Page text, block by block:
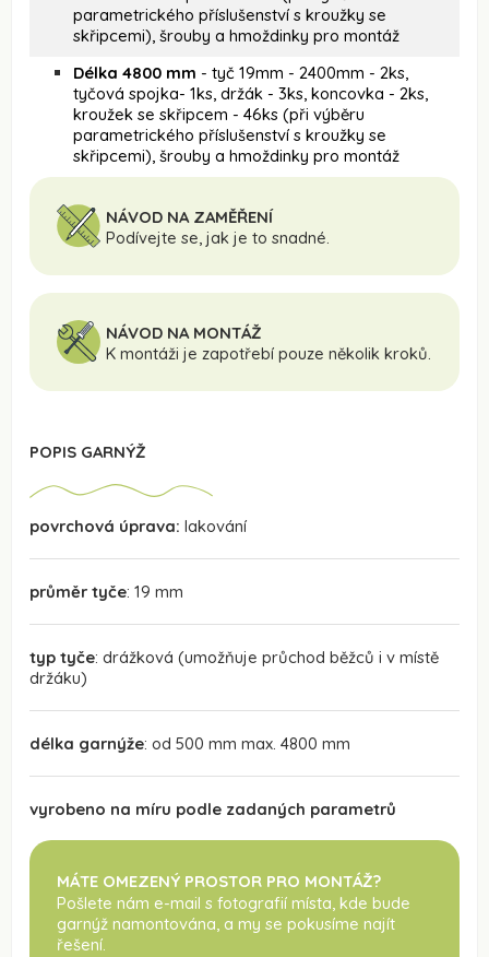
parametrického příslušenství s kroužky se
skřipcemi), šrouby a hmoždinky pro montáž
Délka 4800 mm - tyč 19mm - 2400mm - 2ks,
tyčová spojka- 1ks, držák - 3ks, koncovka - 2ks,
kroužek se skřipcem - 46ks (při výběru
parametrického příslušenství s kroužky se
skřipcemi), šrouby a hmoždinky pro montáž
NÁVOD NA ZAMĚŘENÍ
Podívejte se, jak je to snadné.
NÁVOD NA MONTÁŽ
K montáži je zapotřebí pouze několik kroků.
POPIS GARNÝŽ
povrchová úprava: lakování
průměr tyče: 19 mm
typ tyče: drážková (umožňuje průchod běžců i v místě
držáku)
délka garnýže: od 500 mm max. 4800 mm
vyrobeno na míru podle zadaných parametrů
MÁTE OMEZENÝ PROSTOR PRO MONTÁŽ?
Pošlete nám e-mail s fotografií místa, kde bude
garnýž namontována, a my se pokusíme najít
řešení.